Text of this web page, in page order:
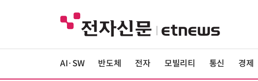
AI·SW 반도체 전자 모빌리티 통신 경제